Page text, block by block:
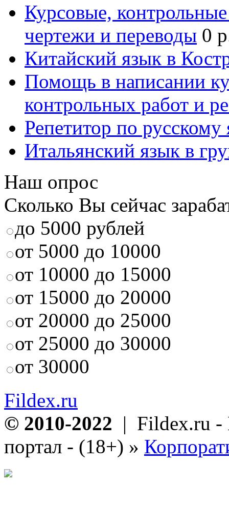
Курсовые,
чертежи и переводы 0
Китайский язык в
Помощь в написании
контрольных работ и
Репетитор по русскому
Итальянский язык в
Наш опрос
Сколько Вы сейчас
до 5000 рублей
от 5000 до 10000
от 10000 до 15000
от 15000 до 20000
от 20000 до 25000
от 25000 до 30000
от 30000
Fildex.ru
© 2010-2022 | Fildex.ru -
портал - (18+) »